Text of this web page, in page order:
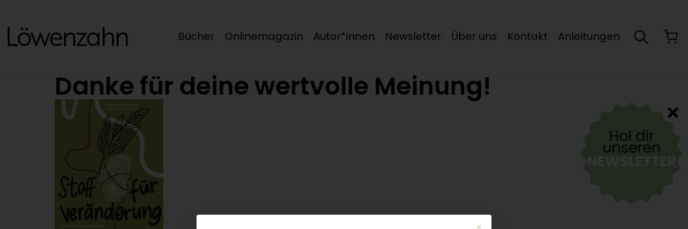
Bücher Onlinemagazin Autor*innen Newsletter Über uns Kontakt Anleitungen
Danke für deine wertvolle Meinung!
Mit diesem Button wird der Dialog geschlossen. Seine